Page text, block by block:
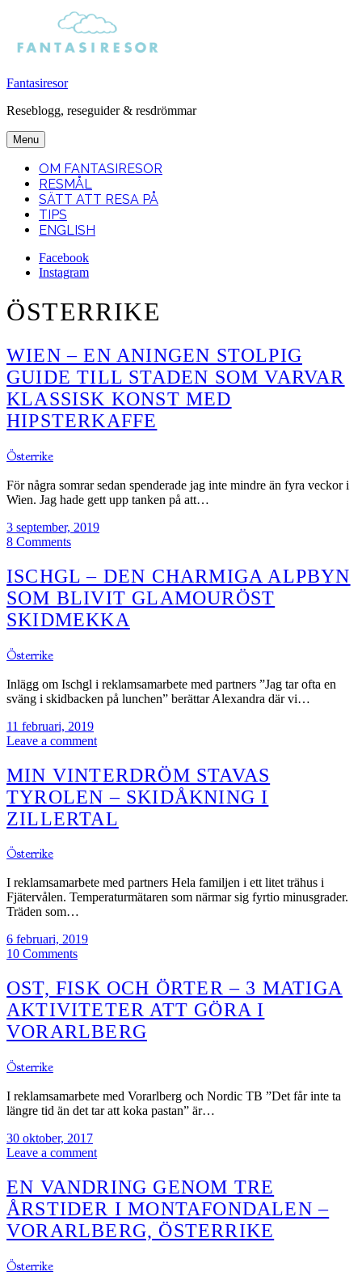
Fantasiresor
Reseblogg, reseguider & resdrömmar
Menu
OM FANTASIRESOR
RESMÅL
SÄTT ATT RESA PÅ
TIPS
ENGLISH
Facebook
Instagram
Search
ÖSTERRIKE
WIEN – EN ANINGEN STOLPIG
GUIDE TILL STADEN SOM VARVAR
KLASSISK KONST MED
HIPSTERKAFFE
Österrike
För några somrar sedan spenderade jag inte mindre än fyra veckor i
Wien. Jag hade gett upp tanken på att…
3 september, 2019
8 Comments
ISCHGL – DEN CHARMIGA ALPBYN
SOM BLIVIT GLAMOURÖST
SKIDMEKKA
Österrike
Inlägg om Ischgl i reklamsamarbete med partners ”Jag tar ofta en
sväng i skidbacken på lunchen” berättar Alexandra där vi…
11 februari, 2019
Leave a comment
MIN VINTERDRÖM STAVAS
TYROLEN – SKIDÅKNING I
ZILLERTAL
Österrike
I reklamsamarbete med partners Hela familjen i ett litet trähus i
Fjätervålen. Temperaturmätaren som närmar sig fyrtio minusgrader.
Träden som…
6 februari, 2019
10 Comments
OST, FISK OCH ÖRTER – 3 MATIGA
AKTIVITETER ATT GÖRA I
VORARLBERG
Österrike
I reklamsamarbete med Vorarlberg och Nordic TB ”Det får inte ta
längre tid än det tar att koka pastan” är…
30 oktober, 2017
Leave a comment
EN VANDRING GENOM TRE
ÅRSTIDER I MONTAFONDALEN –
VORARLBERG, ÖSTERRIKE
Österrike